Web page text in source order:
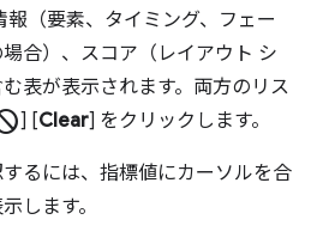
（要素、タイミング、フェー
合）、スコア（レイアウト シ
表が表示されます。両方のリス
] [Clear] をクリックします。
るには、指標値にカーソルを合
します。